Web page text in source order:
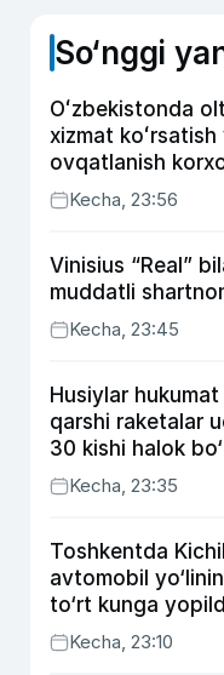
So‘nggi
Oʻzbekistonda
xizmat koʻrsatish
ovqatlanish
soliq toʻlagani
Kecha, 23:56
Vinisius “Real”
muddatli
Kecha, 23:45
Husiylar
qarshi raketalar
30 kishi halok
Kecha, 23:35
Toshkentda
avtomobil
to‘rt kunga
Kecha, 23:10